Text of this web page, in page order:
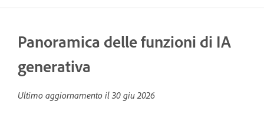
Panoramica delle funzioni di IA
generativa
Ultimo aggiornamento il 30 giu 2026